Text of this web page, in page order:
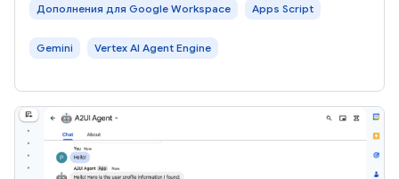
Дополнения для Google Workspace Apps Script
Gemini Vertex AI Agent Engine